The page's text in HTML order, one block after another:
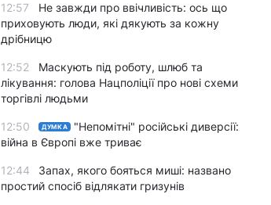
12:57
Не завжди про ввічливість: ось що
приховують люди, які дякують за кожну
дрібницю
12:52
Маскують під роботу, шлюб та
лікування: голова Нацполіції про нові схеми
торгівлі людьми
12:50 ДУМКА
"Непомітні" російські диверсії:
війна в Європі вже триває
12:44
Запах, якого бояться миші: названо
простий спосіб відлякати гризунів